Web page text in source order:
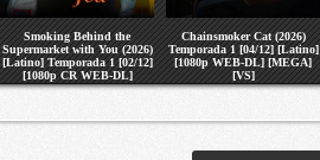
Smoking Behind the
Supermarket with You (2026)
[Latino] Temporada 1 [02/12]
[1080p CR WEB-DL]
[MEGA] [VS]
Chainsmoker Cat (2026)
Temporada 1 [04/12] [Latino]
[1080p WEB-DL] [MEGA]
[VS]